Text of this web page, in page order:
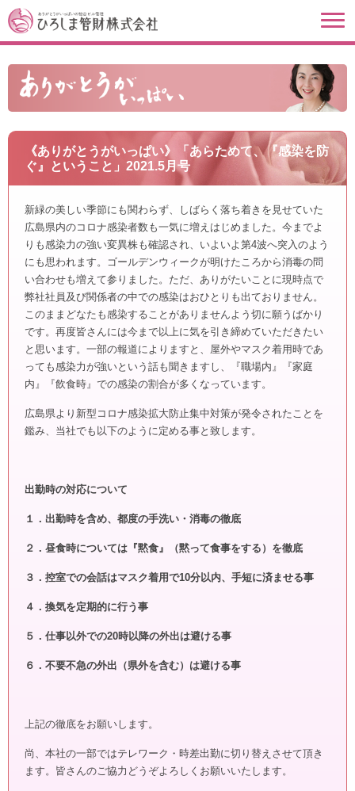
《ありがとうがいっぱい》「あらためて、『感染を防
ぐ』ということ」2021.5月号
新緑の美しい季節にも関わらず、しばらく落ち着きを見せていた
広島県内のコロナ感染者数も一気に増えはじめました。今までよ
りも感染力の強い変異株も確認され、いよいよ第4波へ突入のよう
にも思われます。ゴールデンウィークが明けたころから消毒の問
い合わせも増えて参りました。ただ、ありがたいことに現時点で
弊社社員及び関係者の中での感染はおひとりも出ておりません。
このままどなたも感染することがありませんよう切に願うばかり
です。再度皆さんには今まで以上に気を引き締めていただきたい
と思います。一部の報道によりますと、屋外やマスク着用時であ
っても感染力が強いという話も聞きますし、『職場内』『家庭
内』『飲食時』での感染の割合が多くなっています。
広島県より新型コロナ感染拡大防止集中対策が発令されたことを
鑑み、当社でも以下のように定める事と致します。
出勤時の対応について
１．出勤時を含め、都度の手洗い・消毒の徹底
２．昼食時については『黙食』（黙って食事をする）を徹底
３．控室での会話はマスク着用で10分以内、手短に済ませる事
４．換気を定期的に行う事
５．仕事以外での20時以降の外出は避ける事
６．不要不急の外出（県外を含む）は避ける事
上記の徹底をお願いします。
尚、本社の一部ではテレワーク・時差出勤に切り替えさせて頂き
ます。皆さんのご協力どうぞよろしくお願いいたします。